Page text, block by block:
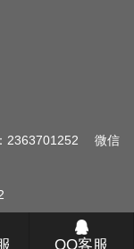
2363701252 微信
QQ客服